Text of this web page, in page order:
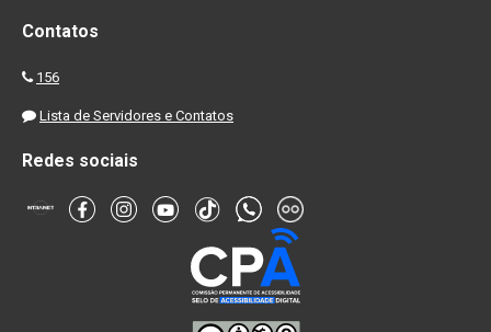
Contatos
156
Lista de Servidores e Contatos
Redes sociais